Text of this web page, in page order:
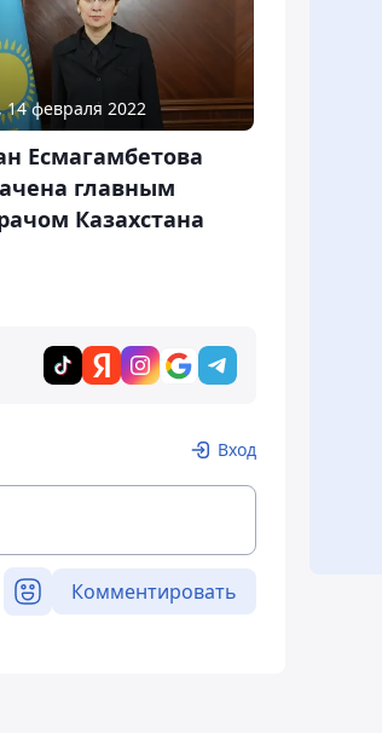
14 февраля 2022
Есмагамбетова
главным
Казахстана
Вход
Комментировать